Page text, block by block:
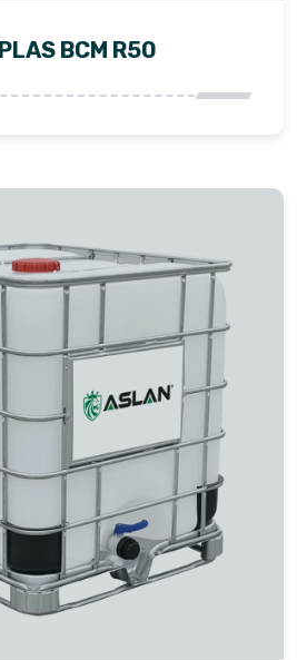
BCM R50